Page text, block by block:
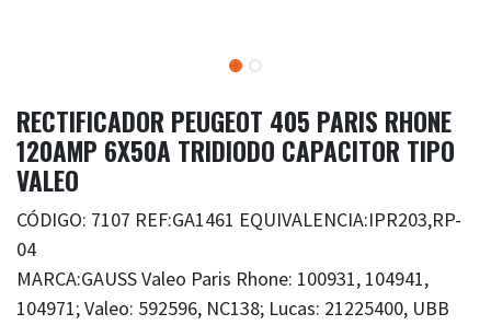
RECTIFICADOR PEUGEOT 405 PARIS RHONE
120AMP 6X50A TRIDIODO CAPACITOR TIPO
VALEO
CÓDIGO: 7107 REF:GA1461 EQUIVALENCIA:IPR203,RP-
04
MARCA:GAUSS Valeo Paris Rhone: 100931, 104941,
104971; Valeo: 592596, NC138; Lucas: 21225400, UBB